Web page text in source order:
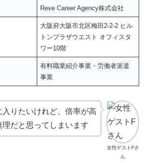
Reve Career Agency株式会社
大阪府大阪市北区梅田2-2-2 ヒル
トンプラザウエスト オフィスタ
ワー10階
有料職業紹介事業・労働者派遣
事業
女性ゲストFさ
ん
りたいけれど、倍率が高
だと思ってしまいます